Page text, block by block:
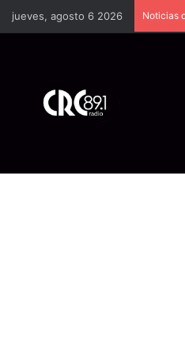
jueves, agosto 6 2026 Noticias